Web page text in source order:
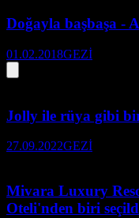
Doğayla başbaşa -
01.02.2018GEZİ
Jolly ile rüya gibi
27.09.2022GEZİ
Mivara Luxury
Oteli'nden biri